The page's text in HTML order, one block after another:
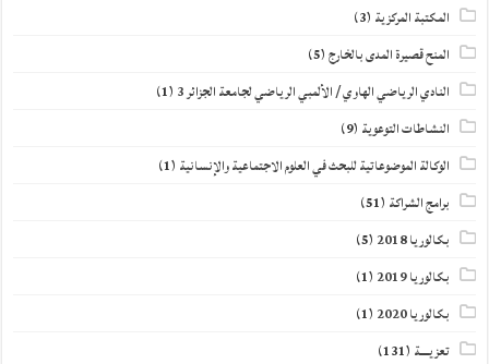
المكتبة المركزية (3)
المنح قصيرة المدى بالخارج(5)
النادي الرياضي الهاوي / الألمبي الرياضي لجامعة الجزائر 3 (1)
النشاطات التوعوية (9)
الوكالة الموضوعاتية للبحث في العلوم الاجتماعية والإنسانية (1)
برامج الشراكة (51)
بكالوريا 2018
(5)
بكالوريا 2019
(1)
بكالوريا 2020
(1)
تعزيــــة (131)